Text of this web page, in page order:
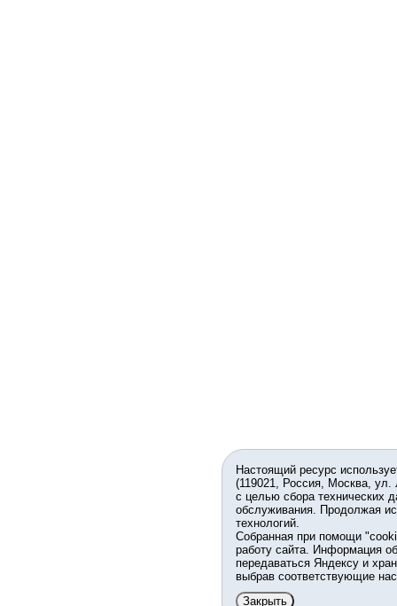
Настоящий ресурс
(119021, Россия, Москва,
с целью сбора технических
обслуживания. Продолжая
технологий.
Собранная при помощи
работу сайта. Информация
передаваться Яндексу и
выбрав соответствующие
Закрыть